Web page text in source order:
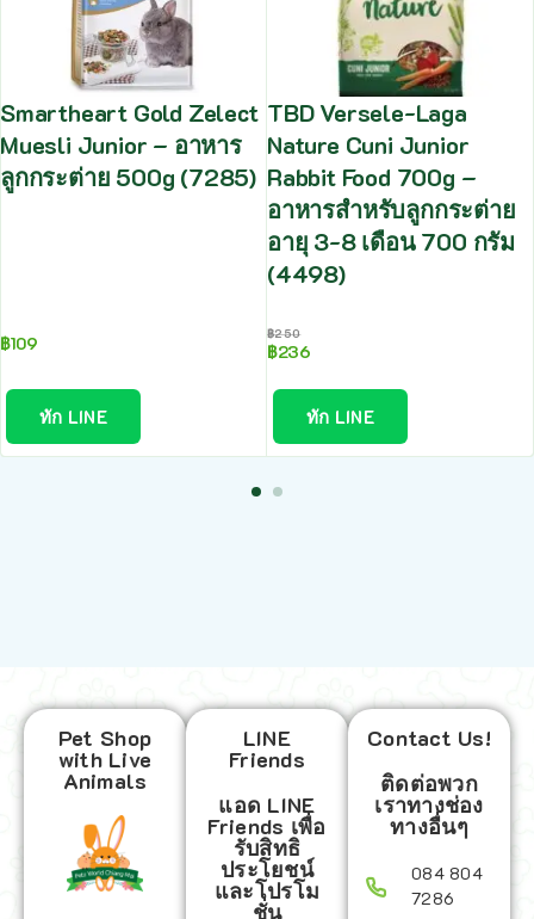
Smartheart Gold Zelect
Muesli Junior – อาหาร
ลูกกระต่าย 500g (7285)
฿109
ทัก LINE
TBD Versele-Laga
Nature Cuni Junior
Rabbit Food 700g –
อาหารสำหรับลูกกระต่าย
อายุ 3-8 เดือน 700 กรัม
(4498)
฿250
฿236
ทัก LINE
Pet Shop
with Live
Animals
LINE
Friends
แอด LINE
Friends เพื่อ
รับสิทธิ
ประโยชน์
และโปรโม
ชั่น
Contact Us!
ติดต่อพวก
เราทางช่อง
ทางอื่นๆ
084 804
7286